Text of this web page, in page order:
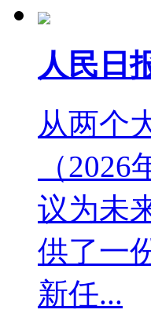
人民日
从两个
（
议为未
供了一
新任...